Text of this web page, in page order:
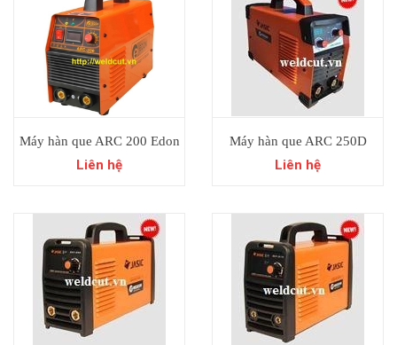
Máy hàn que ARC 200 Edon
Liên hệ
Máy hàn que ARC 250D
Liên hệ